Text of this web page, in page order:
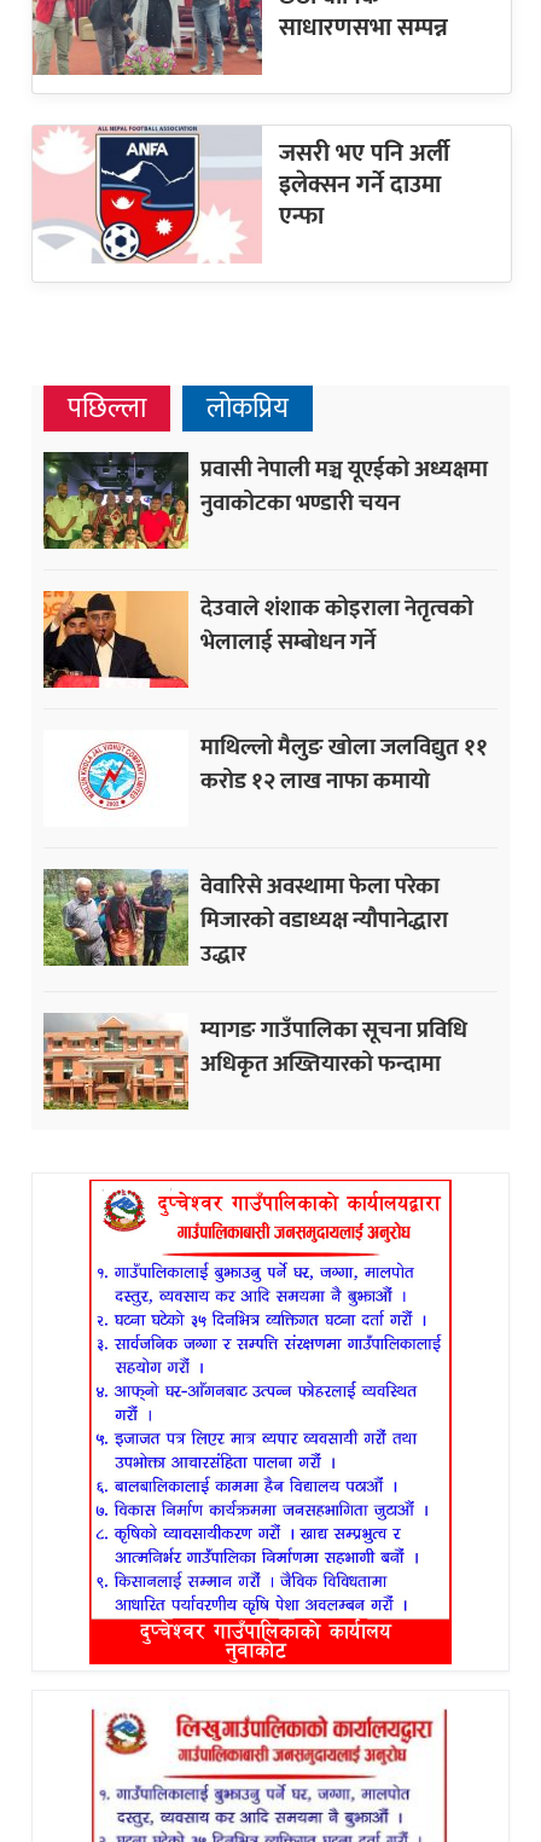
साधारणसभा सम्पन्न
जसरी भए पनि अर्ली
इलेक्सन गर्ने दाउमा
एन्फा
पछिल्ला लोकप्रिय
प्रवासी नेपाली मञ्च यूएईको अध्यक्षमा
नुवाकोटका भण्डारी चयन
देउवाले शंशाक कोइराला नेतृत्वको
भेलालाई सम्बोधन गर्ने
माथिल्लो मैलुङ खोला जलविद्युत ११
करोड १२ लाख नाफा कमायाे
वेवारिसे अवस्थामा फेला परेका
मिजारको वडाध्यक्ष न्यौपानेद्धारा
उद्धार
म्यागङ गाउँपालिका सूचना प्रविधि
अधिकृत अख्तियारको फन्दामा